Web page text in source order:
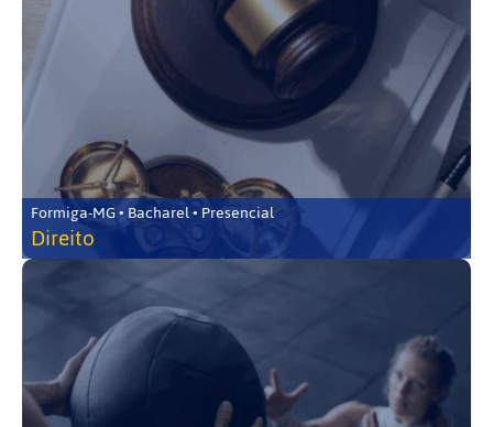
Formiga-MG • Bacharel • Presencial
Direito